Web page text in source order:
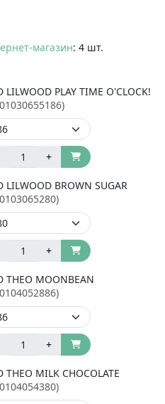
магазин: 4 шт.
PLAY TIME O'CLOCK!
)
+
BROWN SUGAR
)
+
THEO MOONBEAN
)
+
MILK CHOCOLATE
)